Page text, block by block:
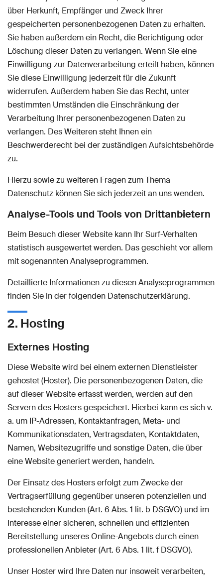
über Herkunft, Empfänger und Zweck Ihrer
gespeicherten personenbezogenen Daten zu erhalten.
Sie haben außerdem ein Recht, die Berichtigung oder
Löschung dieser Daten zu verlangen. Wenn Sie eine
Einwilligung zur Datenverarbeitung erteilt haben, können
Sie diese Einwilligung jederzeit für die Zukunft
widerrufen. Außerdem haben Sie das Recht, unter
bestimmten Umständen die Einschränkung der
Verarbeitung Ihrer personenbezogenen Daten zu
verlangen. Des Weiteren steht Ihnen ein
Beschwerderecht bei der zuständigen Aufsichtsbehörde
zu.
Hierzu sowie zu weiteren Fragen zum Thema
Datenschutz können Sie sich jederzeit an uns wenden.
Analyse-Tools und Tools von Dritt­anbietern
Beim Besuch dieser Website kann Ihr Surf-Verhalten
statistisch ausgewertet werden. Das geschieht vor allem
mit sogenannten Analyseprogrammen.
Detaillierte Informationen zu diesen Analyseprogrammen
finden Sie in der folgenden Datenschutzerklärung.
2. Hosting
Externes Hosting
Diese Website wird bei einem externen Dienstleister
gehostet (Hoster). Die personenbezogenen Daten, die
auf dieser Website erfasst werden, werden auf den
Servern des Hosters gespeichert. Hierbei kann es sich v.
a. um IP-Adressen, Kontaktanfragen, Meta- und
Kommunikationsdaten, Vertragsdaten, Kontaktdaten,
Namen, Websitezugriffe und sonstige Daten, die über
eine Website generiert werden, handeln.
Der Einsatz des Hosters erfolgt zum Zwecke der
Vertragserfüllung gegenüber unseren potenziellen und
bestehenden Kunden (Art. 6 Abs. 1 lit. b DSGVO) und im
Interesse einer sicheren, schnellen und effizienten
Bereitstellung unseres Online-Angebots durch einen
professionellen Anbieter (Art. 6 Abs. 1 lit. f DSGVO).
Unser Hoster wird Ihre Daten nur insoweit verarbeiten,